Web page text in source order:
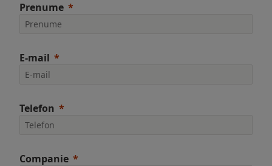
Prenume
E-mail
Telefon
Companie